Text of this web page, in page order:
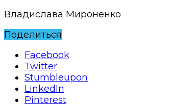
Владислава Мироненко
Поделиться
Facebook
Twitter
Stumbleupon
LinkedIn
Pinterest